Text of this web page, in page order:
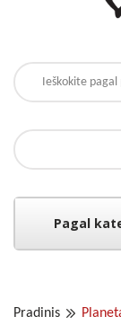
Pagal
Pradinis